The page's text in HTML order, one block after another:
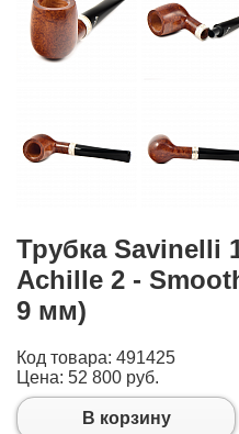
Трубка Savinelli
Achille 2 -
9 мм)
Код товара: 491425
Цена: 52 800 руб.
В корзину